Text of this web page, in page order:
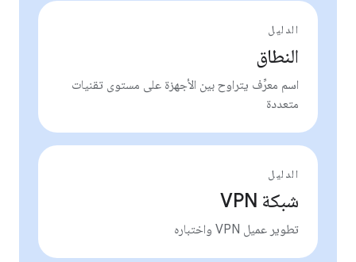
الدليل
النطاق
اسم معرِّف يتراوح بين الأجهزة على مستوى تقنيات
متعددة
الدليل
شبكة VPN
تطوير عميل VPN واختباره